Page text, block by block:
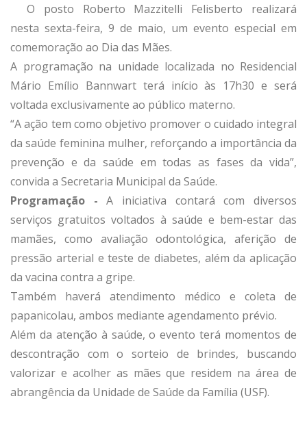
O posto Roberto Mazzitelli Felisberto realizará
nesta sexta-feira, 9 de maio, um evento especial em
comemoração ao Dia das Mães.
A programação na unidade localizada no Residencial
Mário Emílio Bannwart terá início às 17h30 e será
voltada exclusivamente ao público materno.
“A ação tem como objetivo promover o cuidado integral
da saúde feminina mulher, reforçando a importância da
prevenção e da saúde em todas as fases da vida”,
convida a Secretaria Municipal da Saúde.
Programação -A iniciativa contará com diversos
serviços gratuitos voltados à saúde e bem-estar das
mamães, como avaliação odontológica, aferição de
pressão arterial e teste de diabetes, além da aplicação
da vacina contra a gripe.
Também haverá atendimento médico e coleta de
papanicolau, ambos mediante agendamento prévio.
Além da atenção à saúde, o evento terá momentos de
descontração com o sorteio de brindes, buscando
valorizar e acolher as mães que residem na área de
abrangência da Unidade de Saúde da Família (USF).